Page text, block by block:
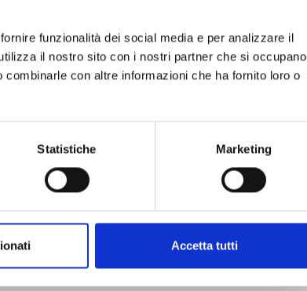
funzionalità dei social media e per analizzare il
il nostro sito con i nostri partner che si occupano
con altre informazioni che ha fornito loro o
Statistiche Marketing
Accetta tutti
DEMONIC HEARTBREAK n. 3